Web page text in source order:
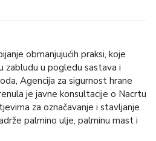
obmanjujućih praksi, koje
u pogledu sastava i
Agencija za sigurnost hrane
je javne konsultacije o Nacrtu
za označavanje i stavljanje
palmino ulje, palminu mast i